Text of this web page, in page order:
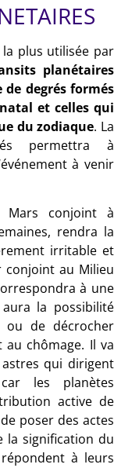
la plus utilisée par
planétaires
degrés formés
et celles qui
du zodiaque. La
permettra à
à venir
conjoint à
rendra la
irritable et
conjoint au Milieu
à une
la possibilité
ou de décrocher
chômage. Il va
qui dirigent
les planètes
active de
poser des actes
la signification du
à leurs